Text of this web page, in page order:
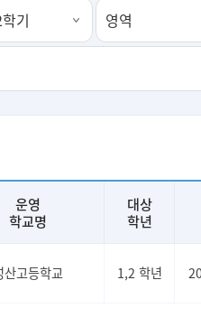
운영
학교명
대상
학년
산고등학교 1,2 학년